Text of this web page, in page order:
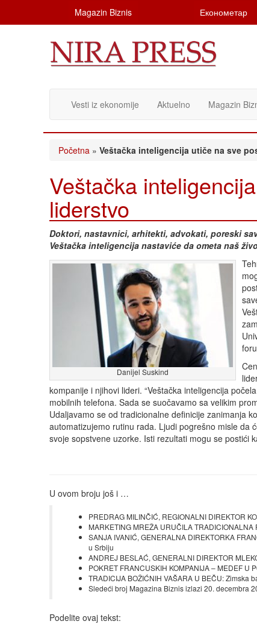
Magazin Biznis Економетар
Vesti iz ekonomije Aktuelno Magazin
Početna » Veštačka inteligencija utiče na sve
Veštačka
liderstvo
Doktori, nastavnici, arhitekti, advokati, poreski
Veštačka inteligencija nastaviće da ometa naš
Danijel Suskind
kompanije i njihovi lideri. “Veštačka inteligencija
mobilnih telefona. Sada se suočavamo sa velikim
Udaljavamo se od tradicionalne definicije zanimanja
automatizujemo rutinu rada. Ljudi pogrešno misle da
svoje sopstvene uzorke. Isti rezultati mogu se postići
U ovom broju još i …
PREDRAG MILINČIĆ, REGIONALNI DIREKTOR
MARKETING MREŽA URUČILA
SANJA IVANIĆ, GENERALNA DIREKTORKA
u Srbiju
ANDREJ BESLAĆ, GENERALNI DIREKTOR
POKRET FRANCUSKIH KOMPANIJA – MEDEF
TRADICIJA BOŽIĆNIH VAŠARA U BEČU: Zimska
Sledeći broj Magazina Biznis izlazi 20. decembra
Podelite ovaj tekst: